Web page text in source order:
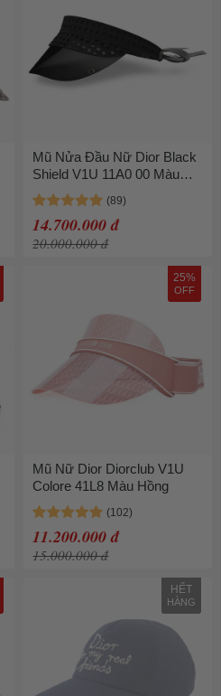
Mũ Nửa Đầu Nữ Dior Black
Shield V1U 11A0 00 Màu
Đen
14.700.000 đ
20.000.000 đ
25%
OFF
Mũ Nữ Dior Diorclub V1U
Colore 41L8 Màu Hồng
11.200.000 đ
15.000.000 đ
HẾT
HÀNG